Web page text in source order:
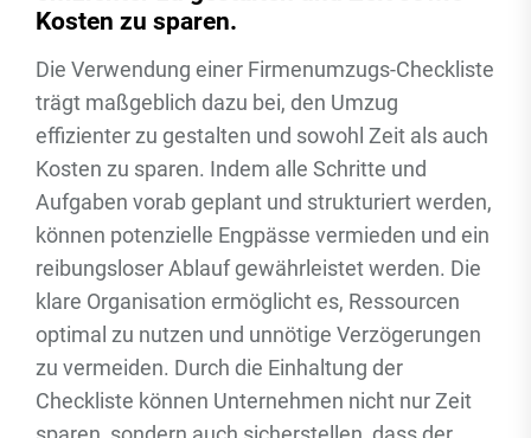
Kosten zu sparen.
Die Verwendung einer Firmenumzugs-Checkliste
trägt maßgeblich dazu bei, den Umzug
effizienter zu gestalten und sowohl Zeit als auch
Kosten zu sparen. Indem alle Schritte und
Aufgaben vorab geplant und strukturiert werden,
können potenzielle Engpässe vermieden und ein
reibungsloser Ablauf gewährleistet werden. Die
klare Organisation ermöglicht es, Ressourcen
optimal zu nutzen und unnötige Verzögerungen
zu vermeiden. Durch die Einhaltung der
Checkliste können Unternehmen nicht nur Zeit